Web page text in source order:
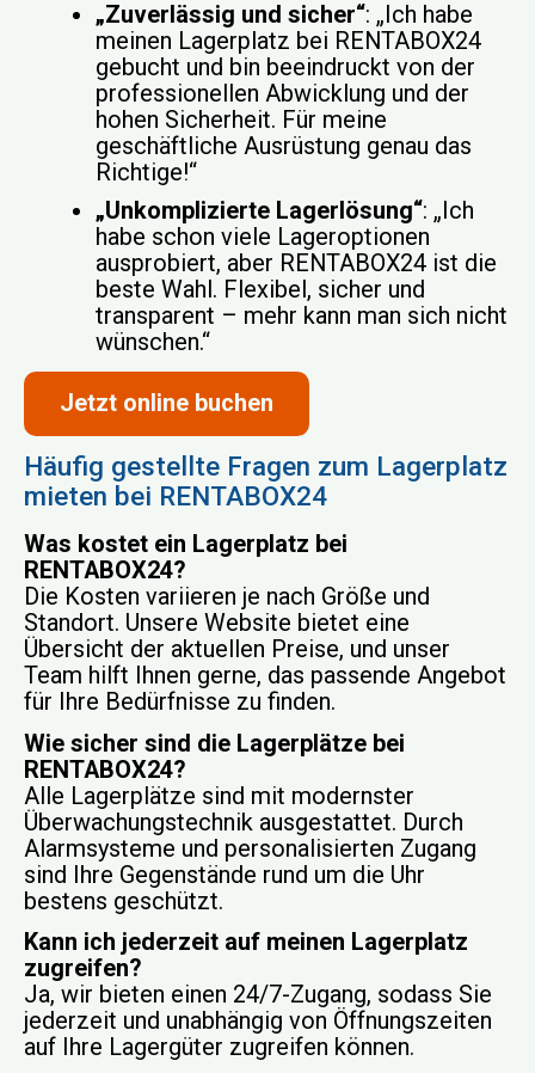
„Zuverlässig und sicher“: „Ich habe
meinen Lagerplatz bei RENTABOX24
gebucht und bin beeindruckt von der
professionellen Abwicklung und der
hohen Sicherheit. Für meine
geschäftliche Ausrüstung genau das
Richtige!“
„Unkomplizierte Lagerlösung“: „Ich
habe schon viele Lageroptionen
ausprobiert, aber RENTABOX24 ist die
beste Wahl. Flexibel, sicher und
transparent – mehr kann man sich nicht
wünschen.“
Jetzt online buchen
Häufig gestellte Fragen zum Lagerplatz
mieten bei RENTABOX24
Was kostet ein Lagerplatz bei
RENTABOX24?
Die Kosten variieren je nach Größe und
Standort. Unsere Website bietet eine
Übersicht der aktuellen Preise, und unser
Team hilft Ihnen gerne, das passende Angebot
für Ihre Bedürfnisse zu finden.
Wie sicher sind die Lagerplätze bei
RENTABOX24?
Alle Lagerplätze sind mit modernster
Überwachungstechnik ausgestattet. Durch
Alarmsysteme und personalisierten Zugang
sind Ihre Gegenstände rund um die Uhr
bestens geschützt.
Kann ich jederzeit auf meinen Lagerplatz
zugreifen?
Ja, wir bieten einen 24/7-Zugang, sodass Sie
jederzeit und unabhängig von Öffnungszeiten
auf Ihre Lagergüter zugreifen können.